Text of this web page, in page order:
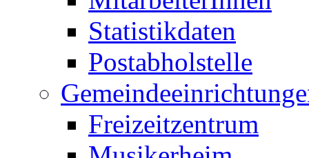
Statistikdaten
Postabholstelle
Freizeitzentrum